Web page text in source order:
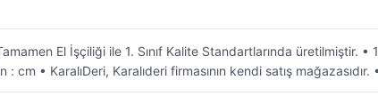
El İşçiliği ile 1. Sınıf Kalite Standartlarında üretilmiştir.
cm • KaralıDeri, Karalıderi firmasının kendi satış